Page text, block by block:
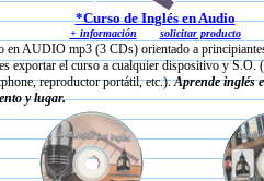
*Curso de Inglés en Audio
+ información solicitar producto
en AUDIO mp3 (3 CDs) orientado a
exportar el curso a cualquier dispositivo y S.O.
reproductor portátil, etc.).Aprende inglés
y lugar.